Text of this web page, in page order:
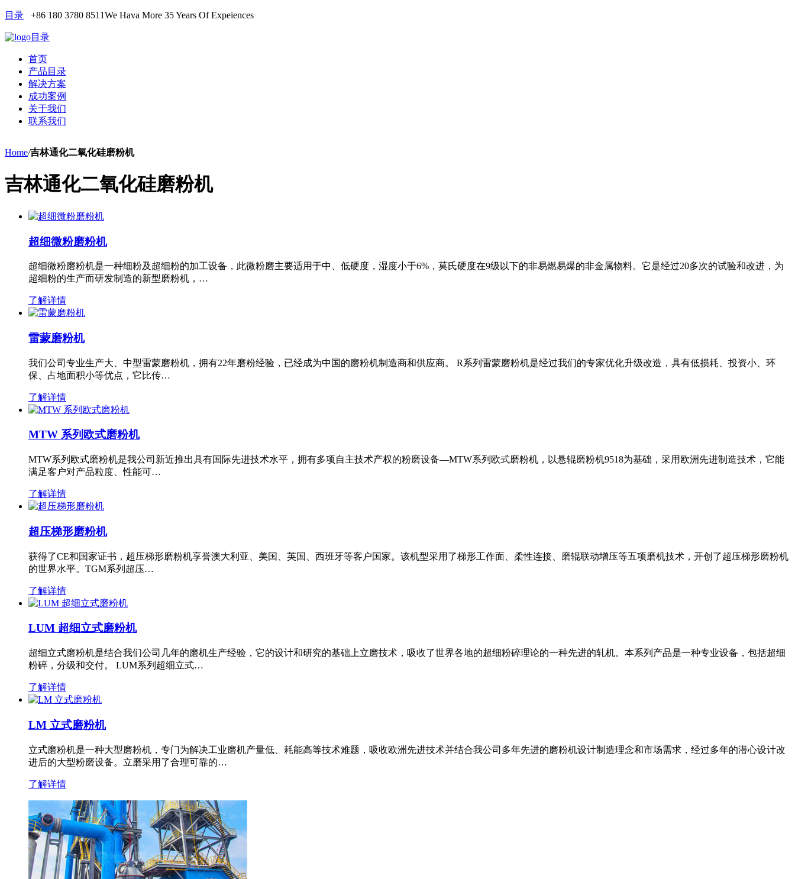
目录 +86 180 3780 8511We Hava More 35 Years Of Expeiences
目录
首页
产品目录
解决方案
成功案例
关于我们
联系我们
Home/吉林通化二氧化硅磨粉机
吉林通化二氧化硅磨粉机
超细微粉磨粉机
超细微粉磨粉机是一种细粉及超细粉的加工设备，此微粉磨主要适用于中、低硬度，湿度小于6%，莫氏硬度在9级以下的非易燃易爆的非金属物料。它是经过20多次的试验和改进，为
超细粉的生产而研发制造的新型磨粉机，…
了解详情
雷蒙磨粉机
我们公司专业生产大、中型雷蒙磨粉机，拥有22年磨粉经验，已经成为中国的磨粉机制造商和供应商。 R系列雷蒙磨粉机是经过我们的专家优化升级改造，具有低损耗、投资小、环
保、占地面积小等优点，它比传…
了解详情
MTW 系列欧式磨粉机
MTW系列欧式磨粉机是我公司新近推出具有国际先进技术水平，拥有多项自主技术产权的粉磨设备—MTW系列欧式磨粉机，以悬辊磨粉机9518为基础，采用欧洲先进制造技术，它能
满足客户对产品粒度、性能可…
了解详情
超压梯形磨粉机
获得了CE和国家证书，超压梯形磨粉机享誉澳大利亚、美国、英国、西班牙等客户国家。该机型采用了梯形工作面、柔性连接、磨辊联动增压等五项磨机技术，开创了超压梯形磨粉机
的世界水平。TGM系列超压…
了解详情
LUM 超细立式磨粉机
超细立式磨粉机是结合我们公司几年的磨机生产经验，它的设计和研究的基础上立磨技术，吸收了世界各地的超细粉碎理论的一种先进的轧机。本系列产品是一种专业设备，包括超细
粉碎，分级和交付。 LUM系列超细立式…
了解详情
LM 立式磨粉机
立式磨粉机是一种大型磨粉机，专门为解决工业磨机产量低、耗能高等技术难题，吸收欧洲先进技术并结合我公司多年先进的磨粉机设计制造理念和市场需求，经过多年的潜心设计改
进后的大型粉磨设备。立磨采用了合理可靠的…
了解详情